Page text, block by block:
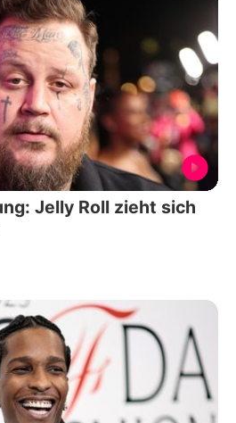
Jelly Roll zieht sich